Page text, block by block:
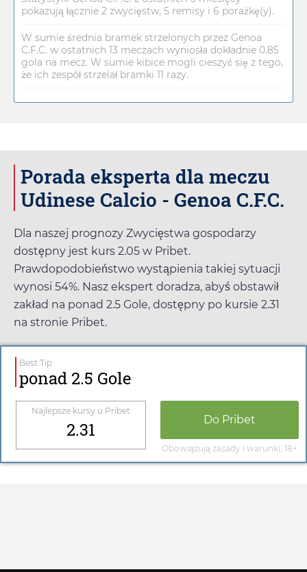
pokazują łącznie 2 zwycięstw, 5 remisy i 6 porażkę(y).
W sumie średnia bramek strzelonych przez Genoa
C.F.C. w ostatnich 13 meczach wyniosła dokładnie 0.85
gola na mecz. W sumie kibice mogli cieszyć się z tego,
że ich zespół strzelał bramki 11 razy.
Porada eksperta dla meczu
Udinese Calcio - Genoa C.F.C.
Dla naszej prognozy Zwycięstwa gospodarzy
dostępny jest kurs 2.05 w Pribet.
Prawdopodobieństwo wystąpienia takiej sytuacji
wynosi 54%. Nasz ekspert doradza, abyś obstawił
zakład na ponad 2.5 Gole, dostępny po kursie 2.31
na stronie Pribet.
Best Tip
ponad 2.5 Gole
Najlepsze kursy u Pribet
2.31 Do Pribet
Obowiązują zasady i warunki, 18+